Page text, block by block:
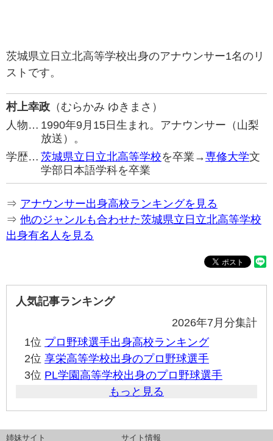
茨城県立日立北高等学校出身のアナウンサー1名のリ
ストです。
村上幸政 （むらかみ ゆきまさ）
人物… 1990年9月15日生まれ。アナウンサー（山梨
放送）。
学歴… 茨城県立日立北高等学校を卒業→専修大学文
学部日本語学科を卒業
⇒ アナウンサー出身高校ランキングを見る
⇒ 他のジャンルも合わせた茨城県立日立北高等学校
出身有名人を見る
人気記事ランキング
2026年7月分集計
1位 プロ野球選手出身高校ランキング
2位 享栄高等学校出身のプロ野球選手
3位 PL学園高等学校出身のプロ野球選手
もっと見る
姉妹サイト サイト情報